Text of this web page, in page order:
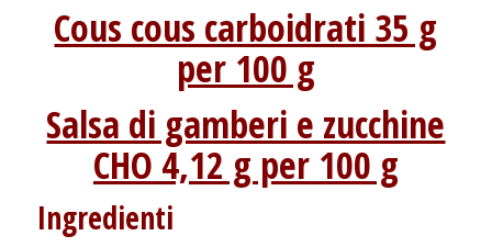
Cous cous carboidrati 35 g
per 100 g
Salsa di gamberi e zucchine
CHO 4,12 g per 100 g
Ingredienti